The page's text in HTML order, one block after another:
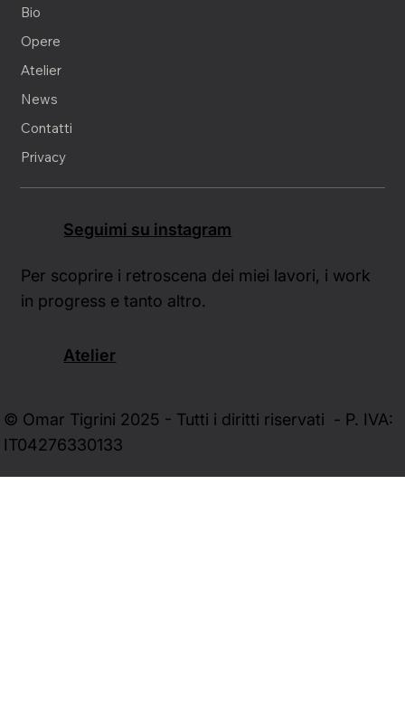
Home
Bio
Opere
Atelier
News
Contatti
Privacy
Per scoprire i retroscena dei miei lavori, i work
© Omar Tigrini 2025 - Tutti i diritti riservati - P. IVA:
IT04276330133